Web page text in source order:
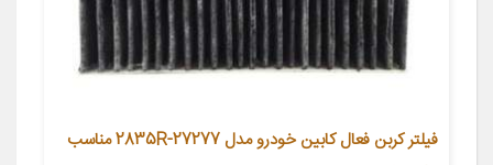
فیلتر کربن فعال کابین خودرو مدل 27277-2835R مناسب